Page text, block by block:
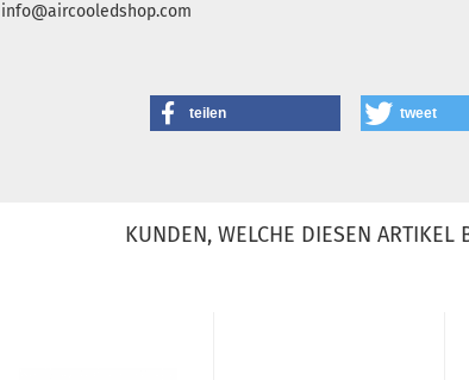
info@aircooledshop.com
teilen tweet
KUNDEN, WELCHE DIESEN ARTIKEL